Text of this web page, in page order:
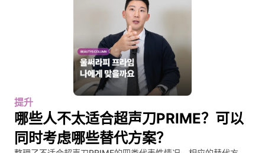
提升
哪些人不太适合超声刀PRIME？可以
同时考虑哪些替代方案？